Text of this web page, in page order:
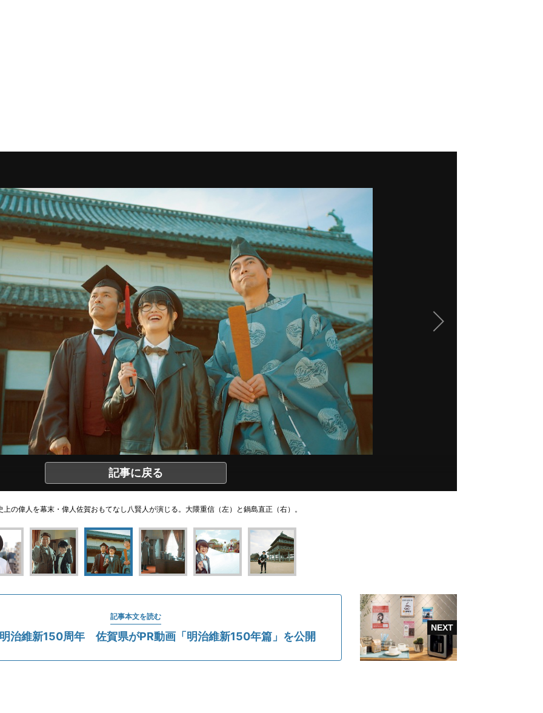
記事に戻る
上の偉人を幕末・偉人佐賀おもてなし八賢人が演じる。大隈重信（左）と鍋島直正（右）。
記事本文を読む
治維新150周年 佐賀県がPR動画「明治維新150年篇」を公開